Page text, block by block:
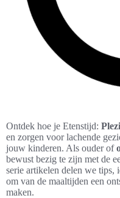
Ontdek hoe je Etenstijd:
en zorgen voor lachende
jouw kinderen. Als ouder of
bewust bezig te zijn met de
serie artikelen delen we tips,
om van de maaltijden een
maken.